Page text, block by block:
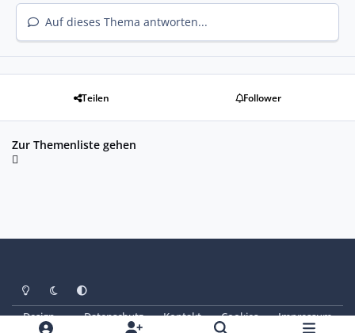
Auf dieses Thema antworten...
Teilen Follower
Zur Themenliste gehen
Heller ModusDunkler Modus
Systemeinstellung
Design Datenschutz Kontakt Cookies
Impressum